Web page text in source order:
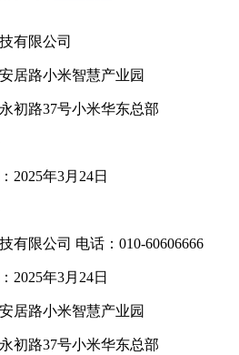
有限公司
居路小米智慧产业园
初路37号小米华东总部
2025年3月24日
有限公司 电话：010-60606666
2025年3月24日
居路小米智慧产业园
初路37号小米华东总部